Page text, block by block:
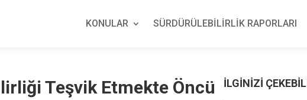
KONULAR SÜRDÜRÜLEBİLİRLİK RAPORLARI
Teşvik Etmekte Öncü
İLGİNİZİ